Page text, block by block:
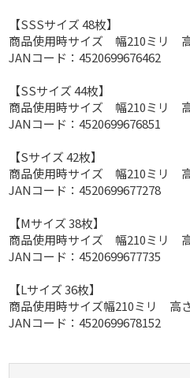
【SSSサイズ 48枚】
商品使用時サイズ 幅210ミリ
JANコード：4520699676462
【SSサイズ 44枚】
商品使用時サイズ 幅210ミリ
JANコード：4520699676851
【Sサイズ 42枚】
商品使用時サイズ 幅210ミリ
JANコード：4520699677278
【Mサイズ 38枚】
商品使用時サイズ 幅210ミリ
JANコード：4520699677735
【Lサイズ 36枚】
商品使用時サイズ幅210ミリ 高
JANコード：4520699678152